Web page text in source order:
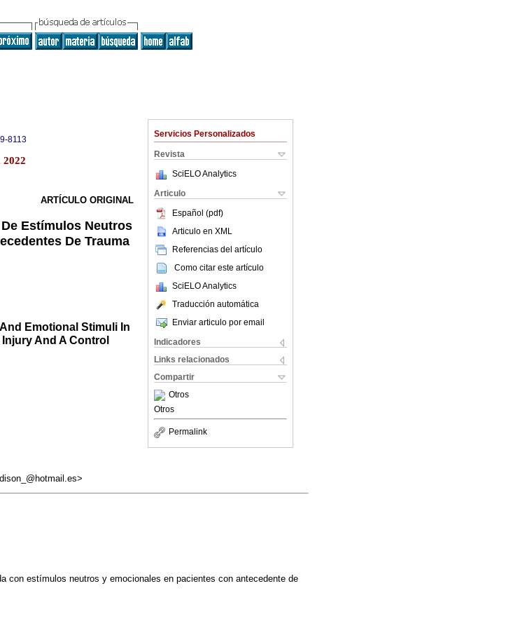
Servicios Personalizados
Revista
SciELO Analytics
Articulo
Español (pdf)
Articulo en XML
Referencias del artículo
Como citar este artículo
SciELO Analytics
Traducción automática
Enviar articulo por email
Indicadores
Links relacionados
Compartir
Otros
Otros
Permalink
8113
2022
ARTÍCULO ORIGINAL
Estímulos Neutros
De Trauma
Emotional Stimuli In
And A Control
con estímulos neutros y emocionales en pacientes con antecedente de